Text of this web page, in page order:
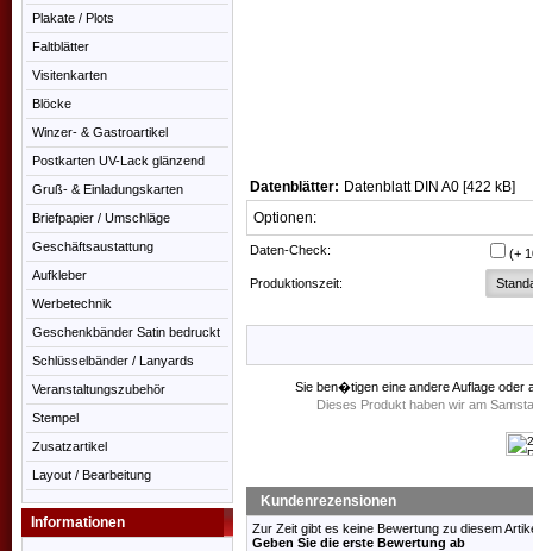
Plakate / Plots
Faltblätter
Visitenkarten
Blöcke
Winzer- & Gastroartikel
Postkarten UV-Lack glänzend
Gruß- & Einladungskarten
Briefpapier / Umschläge
Geschäftsaustattung
Aufkleber
Werbetechnik
Geschenkbänder Satin bedruckt
Schlüsselbänder / Lanyards
Veranstaltungszubehör
Stempel
Zusatzartikel
Layout / Bearbeitung
Informationen
Datenblätter: Datenblatt DIN A0 [422 kB]
Optionen:
Daten-Check: (+
Produktionszeit:
Sie ben�tigen eine andere Auflage
Dieses Produkt haben wir am
Kundenrezensionen
Zur Zeit gibt es keine Bewertung zu diesem
Geben Sie die erste Bewertung ab